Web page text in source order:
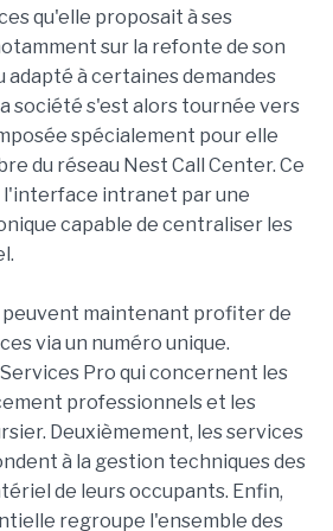
qu'elle proposait à ses
sur la refonte de son
à certaines demandes
société s'est alors tournée vers
spécialement pour elle
du réseau Nest Call Center. Ce
l'interface intranet par une
capable de centraliser les
peuvent maintenant profiter de
via un numéro unique.
Pro qui concernent les
professionnels et les
Deuxièmement, les services
à la gestion techniques des
de leurs occupants. Enfin,
regroupe l'ensemble des